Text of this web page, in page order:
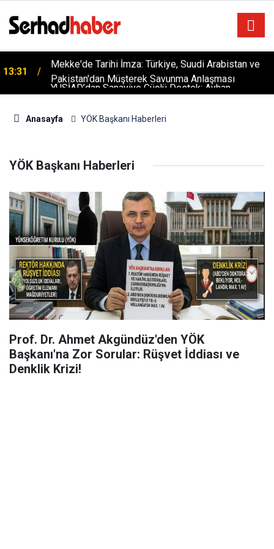
13:31
Pakistan'dan Müşterek Savunma Anlaşması
18:28
YÜSİAD’dan Sanayiye Güçlü Destek: Ayhan
Bayram’dan Davut Tatar’a Ziyaret
Anasayfa YÖK Başkanı Haberleri
YÖK Başkanı Haberleri
Prof. Dr. Ahmet Akgündüz'den YÖK
Başkanı'na Zor Sorular: Rüşvet İddiası ve
Denklik Krizi!